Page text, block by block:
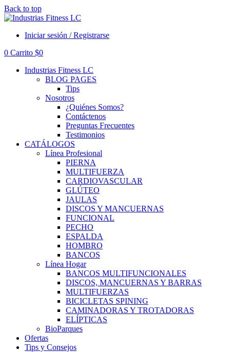
Back to top
Iniciar sesión / Registrarse
0 Carrito $0
Industrias Fitness LC
BLOG PAGES
Tips
Nosotros
¿Quiénes Somos?
Contáctenos
Preguntas Frecuentes
Testimonios
CATÁLOGOS
Línea Profesional
PIERNA
MULTIFUERZA
CARDIOVASCULAR
GLÚTEO
JAULAS
DISCOS Y MANCUERNAS
FUNCIONAL
PECHO
ESPALDA
HOMBRO
BANCOS
Línea Hogar
BANCOS MULTIFUNCIONALES
DISCOS, MANCUERNAS Y BARRAS
MULTIFUERZAS
BICICLETAS SPINING
CAMINADORAS Y TROTADORAS
ELÍPTICAS
BioParques
Ofertas
Tips y Consejos